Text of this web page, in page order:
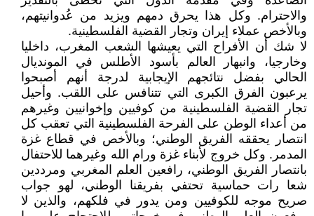
والاحترام. وكل هذا يحرق دمهم ويزيد من عُدوانيتهم،
وبالأخص عملاء إيران وتجار القضية الفلسطينية.
لا شك أن الأفراح التي يعيشها الشعب المغرب، داخليا
وخارجيا، وانبهار العالم بأسود الأطلس في المونديال
الحالي بفضل نتائجهم الإيجابية لدرجة أنهم أصبحوا
يرعبون الفرق الكبرى التي تتنافس على اللقب. وأحيل
تجار القضية الفلسطينية من كوفيين وإخوانيين وغيرهم
من أعداء الوطن على الفرحة الفلسطينية التي تعقب كل
انتصار يحققه الفريق الوطني؛ وبالأخص في قطاع غزة
المدمر. وكل خروج لأبناء غزة ورام الله وغيرهما للاحتفال
بانتصار الفريق الوطني، رافعين العلم المغربي ومرددين
شعا رات حماسية تحتفي بفريقنا الوطني، لهو جواب
صريح موجه للكوفيين ومن يدور في فلكهم، والذين لا